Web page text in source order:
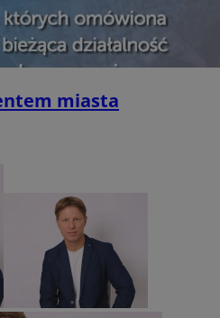
miasta